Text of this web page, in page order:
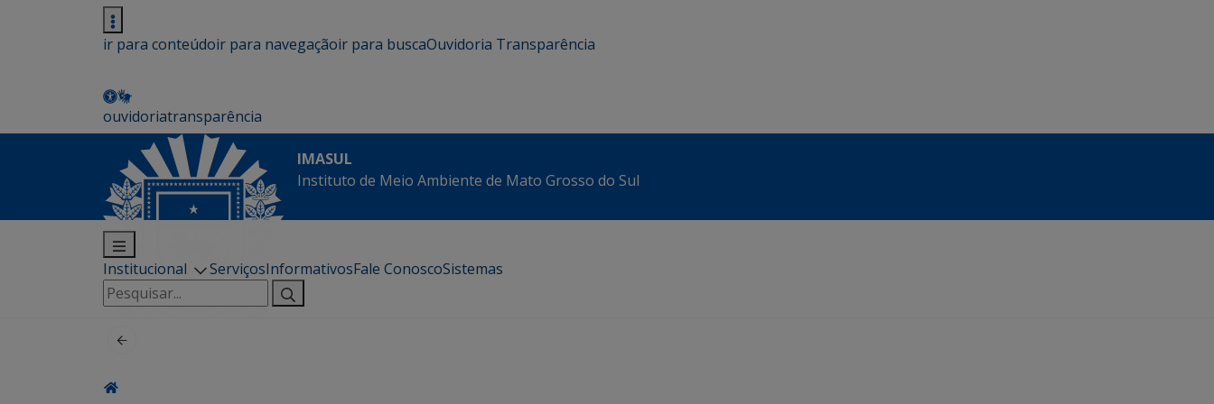
ir para conteúdoir para navegaçãoir para buscaOuvidoria Transparência
ouvidoriatransparência
IMASUL
Instituto de Meio Ambiente de Mato Grosso do Sul
Institucional ServiçosInformativosFale ConoscoSistemas
Pesquisar
por: